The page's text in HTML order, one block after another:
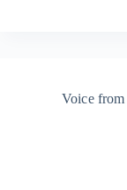
Voice